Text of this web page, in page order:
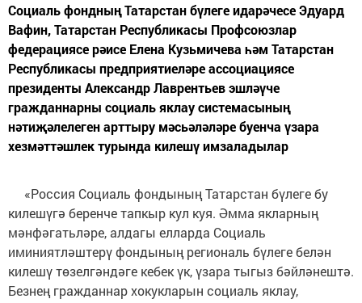
Социаль фондның Татарстан бүлеге идарәчесе Эдуард
Вафин, Татарстан Республикасы Профсоюзлар
федерациясе рәисе Елена Кузьмичева һәм Татарстан
Республикасы предприятиеләре ассоциациясе
президенты Александр Лаврентьев эшләүче
гражданнарны социаль яклау системасының
нәтиҗәлелеген арттыру мәсьәләләре буенча үзара
хезмәттәшлек турында килешү имзаладылар
«Россия Социаль фондының Татарстан бүлеге бу
килешүгә беренче тапкыр кул куя. Әмма якларның
мәнфәгатьләре, алдагы елларда Социаль
иминиятләштерү фондының региональ бүлеге белән
килешү төзелгәндәге кебек үк, үзара тыгыз бәйләнештә.
Безнең гражданнар хокукларын социаль яклау,